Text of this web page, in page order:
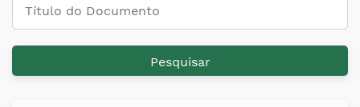
Pesquisar